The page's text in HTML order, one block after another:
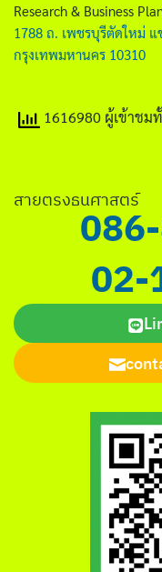
Research & Business
1788 ถ. เพชรบุรีตัดใหม่
กรุงเทพมหานคร 10310
1616980 ผู้เข้าชม
สายตรงธนศาสตร์
02-